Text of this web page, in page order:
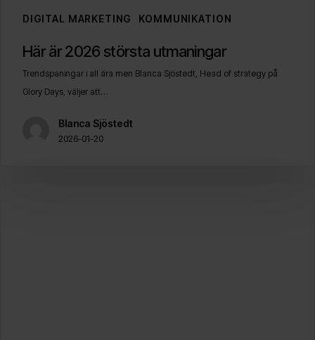
DIGITAL MARKETING KOMMUNIKATION
2026
största
Här är 2026 största utmaningar
Trendspaningar i all ära men Blanca Sjöstedt, Head of strategy på
Glory Days, väljer att…
Blanca Sjöstedt
2026-01-20